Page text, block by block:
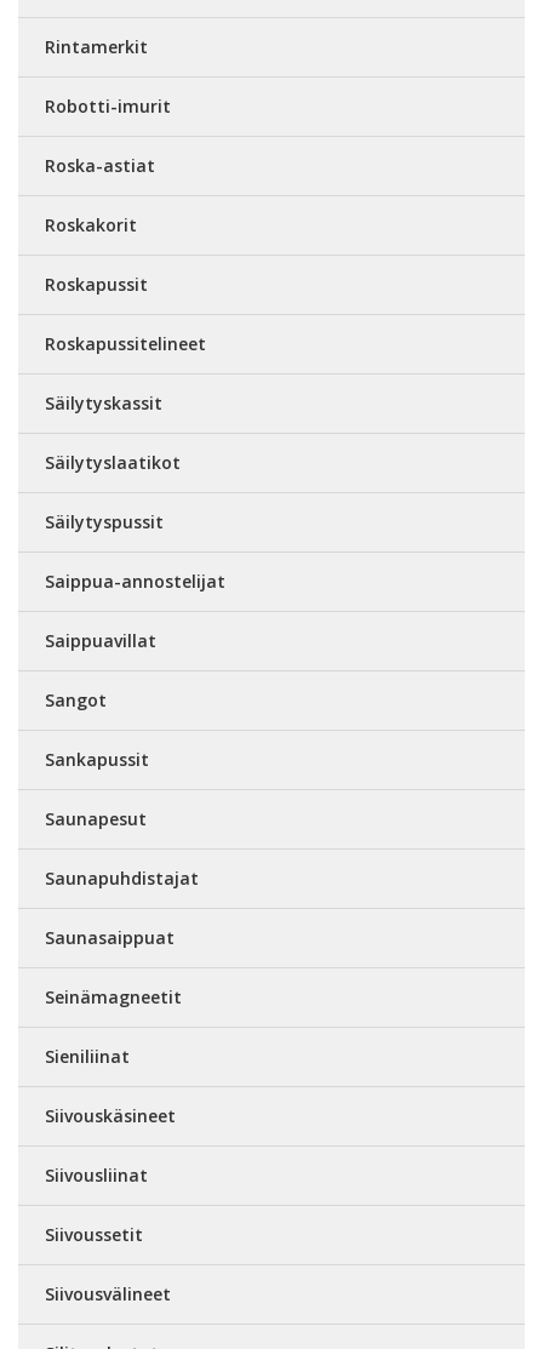
Rintamerkit
Robotti-imurit
Roska-astiat
Roskakorit
Roskapussit
Roskapussitelineet
Säilytyskassit
Säilytyslaatikot
Säilytyspussit
Saippua-annostelijat
Saippuavillat
Sangot
Sankapussit
Saunapesut
Saunapuhdistajat
Saunasaippuat
Seinämagneetit
Sieniliinat
Siivouskäsineet
Siivousliinat
Siivoussetit
Siivousvälineet